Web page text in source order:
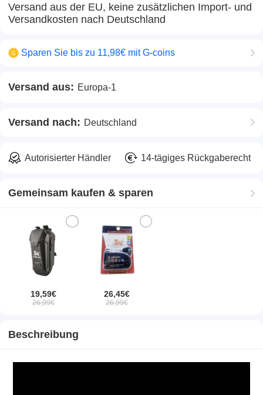
Versand aus der EU, keine zusätzlichen Import- und
Versandkosten nach Deutschland
Sparen Sie bis zu 11,98€ mit G-coins
Versand aus: Europa-1
Versand nach: Deutschland
Autorisierter Händler 14-tägiges Rückgaberecht
Gemeinsam kaufen & sparen
19,59€
26,99€
26,45€
26,99€
Beschreibung